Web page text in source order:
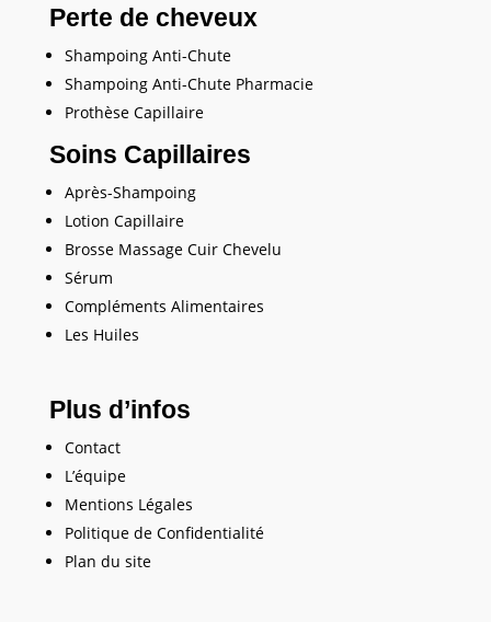
Perte de cheveux
Shampoing Anti-Chute
Shampoing Anti-Chute Pharmacie
Prothèse Capillaire
Soins Capillaires
Après-Shampoing
Lotion Capillaire
Brosse Massage Cuir Chevelu
Sérum
Compléments Alimentaires
Les Huiles
Plus d’infos
Contact
L’équipe
Mentions Légales
Politique de Confidentialité
Plan du site